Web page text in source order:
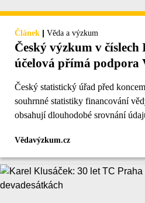
Článek | Věda a výzkum
Český výzkum v
účelová přímá podpora
Český statistický úřad před
souhrnné statistiky financování
obsahují dlouhodobé srovnání
Vědavýzkum.cz